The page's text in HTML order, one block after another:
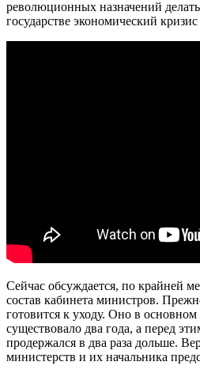
революционных назначений делать
государстве экономический
Сейчас обсуждается, по крайней
состав кабинета министров.
готовится к уходу. Оно в основном
существовало два года, а перед
продержался в два раза дольше.
министерств и их начальника